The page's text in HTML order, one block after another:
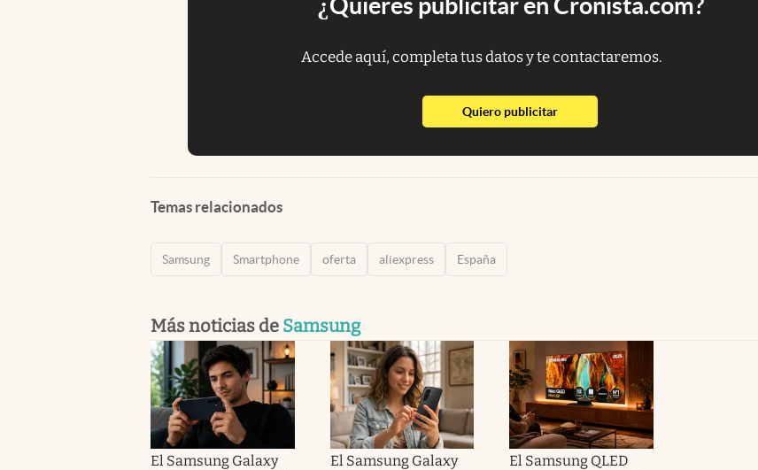
Accede aquí, completa tus datos y te contactaremos.
Quiero publicitarabre en nueva pestaña
Temas relacionados
Samsung Smartphone oferta aliexpress España
Más noticias de Samsung
El Samsung Galaxy
El Samsung Galaxy
El Samsung QLED